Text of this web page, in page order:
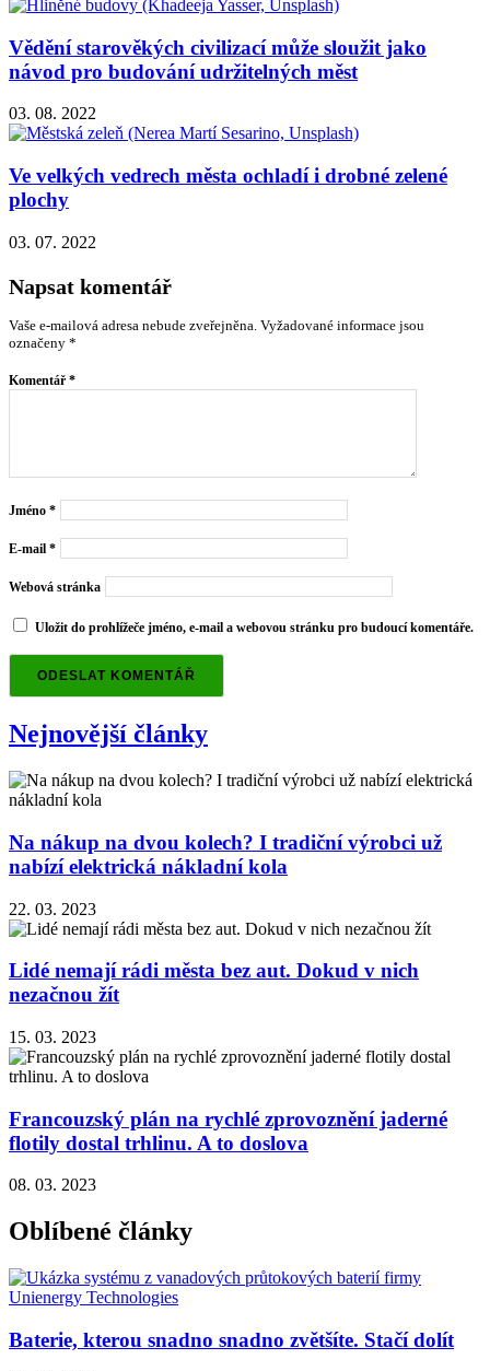
Vědění starověkých civilizací může sloužit jako
návod pro budování udržitelných měst
03. 08. 2022
Ve velkých vedrech města ochladí i drobné zelené
plochy
03. 07. 2022
Napsat komentář
Vaše e-mailová adresa nebude zveřejněna. Vyžadované informace jsou
označeny *
Komentář *
Jméno *
E-mail *
Webová stránka
Uložit do prohlížeče jméno, e-mail a webovou stránku pro budoucí komentáře.
Nejnovější články
Na nákup na dvou kolech? I tradiční výrobci už
nabízí elektrická nákladní kola
22. 03. 2023
Lidé nemají rádi města bez aut. Dokud v nich
nezačnou žít
15. 03. 2023
Francouzský plán na rychlé zprovoznění jaderné
flotily dostal trhlinu. A to doslova
08. 03. 2023
Oblíbené články
Baterie, kterou snadno snadno zvětšíte. Stačí dolít